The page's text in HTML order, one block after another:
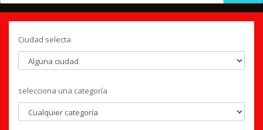
Ciudad selecta
selecciona una categoría